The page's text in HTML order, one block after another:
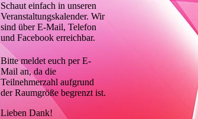
Schaut einfach in unseren
Veranstaltungskalender. Wir
sind über E-Mail, Telefon
und Facebook erreichbar.
Bitte meldet euch per E-
Mail an, da die
Teilnehmerzahl aufgrund
der Raumgröße begrenzt ist.
Lieben Dank!